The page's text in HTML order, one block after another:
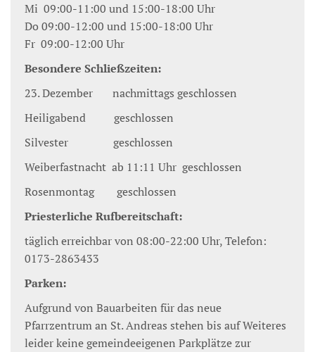
Mi 09:00-11:00 und 15:00-18:00 Uhr
Do 09:00-12:00 und 15:00-18:00 Uhr
Fr 09:00-12:00 Uhr
Besondere Schließzeiten:
23. Dezember nachmittags geschlossen
Heiligabend geschlossen
Silvester geschlossen
Weiberfastnacht ab 11:11 Uhr geschlossen
Rosenmontag geschlossen
Priesterliche Rufbereitschaft:
täglich erreichbar von 08:00-22:00 Uhr, Telefon:
0173-2863433
Parken:
Aufgrund von Bauarbeiten für das neue
Pfarrzentrum an St. Andreas stehen bis auf Weiteres
leider keine gemeindeeigenen Parkplätze zur